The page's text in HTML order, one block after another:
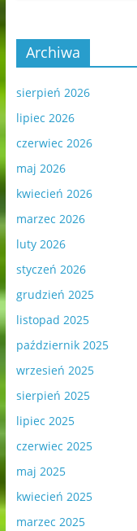
Archiwa
sierpień 2026
lipiec 2026
czerwiec 2026
maj 2026
kwiecień 2026
marzec 2026
luty 2026
styczeń 2026
grudzień 2025
listopad 2025
październik 2025
wrzesień 2025
sierpień 2025
lipiec 2025
czerwiec 2025
maj 2025
kwiecień 2025
marzec 2025